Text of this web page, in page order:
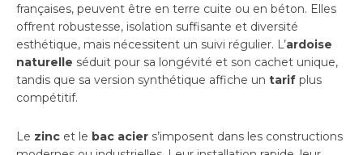
françaises, peuvent être en terre cuite ou en béton. Elles
offrent robustesse, isolation suffisante et diversité
esthétique, mais nécessitent un suivi régulier. L’ardoise
naturelle séduit pour sa longévité et son cachet unique,
tandis que sa version synthétique affiche un tarif plus
compétitif.
Le zinc et le bac acier s’imposent dans les constructions